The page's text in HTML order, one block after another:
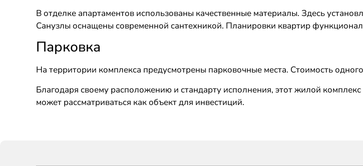
В отделке апартаментов использованы качественные материалы. Здесь
Санузлы оснащены современной сантехникой. Планировки квартир
Парковка
На территории комплекса предусмотрены парковочные места. Стоимость
Благодаря своему расположению и стандарту исполнения, этот жилой
может рассматриваться как объект для инвестиций.